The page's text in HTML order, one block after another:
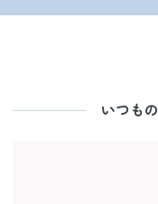
いつもの